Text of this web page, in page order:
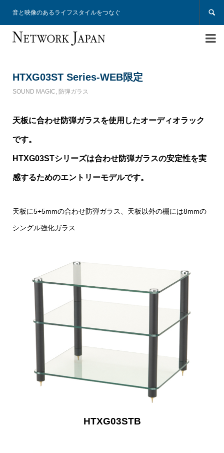
音と映像のあるライフスタイルをつなぐ 

HTXG03ST Series-WEB限定
SOUND MAGIC, 防弾ガラス
天板に合わせ防弾ガラスを使用したオーディオラック
です。
HTXG03STシリーズは合わせ防弾ガラスの安定性を実
感するためのエントリーモデルです。
天板に5+5mmの合わせ防弾ガラス、天板以外の棚には8mmの
シングル強化ガラス
HTXG03STB